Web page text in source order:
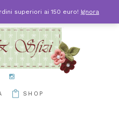
SHOP
superiori ai 150 euro! Ignora